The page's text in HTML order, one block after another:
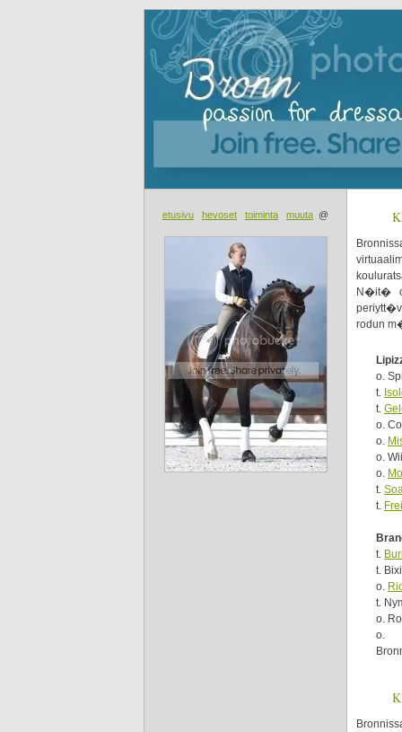
etusivu hevoset toiminta muuta @
N�it�
rodun
o.
t.
t.
o.
o.
o.
o.
t.
t.
t.
t.
o.
t.
o.
o.